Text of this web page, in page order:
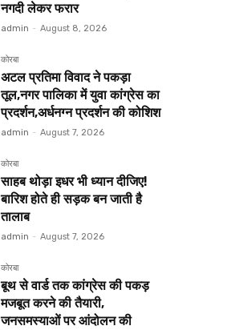
नगदी लेकर फरार
admin - August 8, 2026
कोरबा
अटल प्रतिमा विवाद ने पकड़ा
तूल,नगर पालिका में युवा कांग्रेस का
प्रदर्शन,अर्धनग्न प्रदर्शन की कोशिश
admin - August 7, 2026
कोरबा
साहब थोड़ा इधर भी ध्यान दीजिए!
बारिश होते ही सड़क बन जाती है
तालाब
admin - August 7, 2026
कोरबा
बूथ से वार्ड तक कांग्रेस की पकड़
मजबूत करने की तैयारी,
जनसमस्याओं पर आंदोलन की